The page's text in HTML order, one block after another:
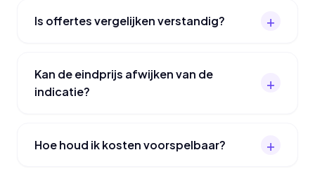
Is offertes vergelijken verstandig?
Kan de eindprijs afwijken van de
indicatie?
Hoe houd ik kosten voorspelbaar?